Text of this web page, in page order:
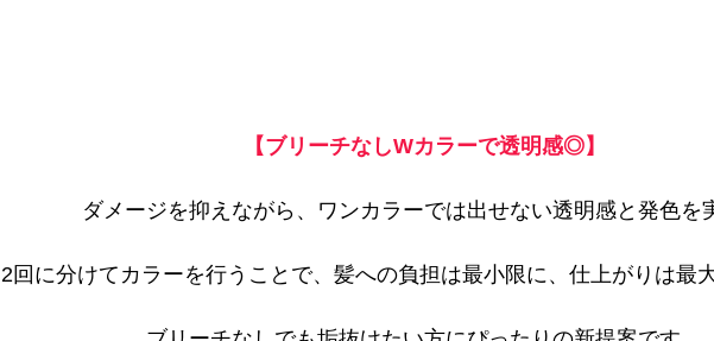
【ブリーチなしWカラーで透明感◎】
ダメージを抑えながら、ワンカラーでは出せない透明感と発色を
2回に分けてカラーを行うことで、髪への負担は最小限に、仕上がりは最